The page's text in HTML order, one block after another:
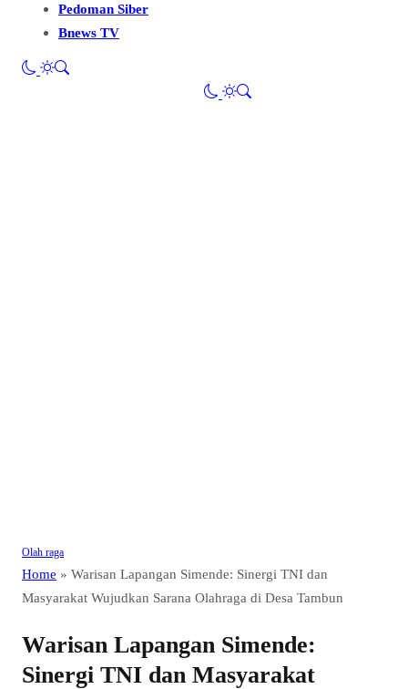
Pedoman Siber
Bnews TV
Olah raga
Home » Warisan Lapangan Simende: Sinergi TNI dan
Masyarakat Wujudkan Sarana Olahraga di Desa Tambun
Warisan Lapangan Simende:
Sinergi TNI dan Masyarakat